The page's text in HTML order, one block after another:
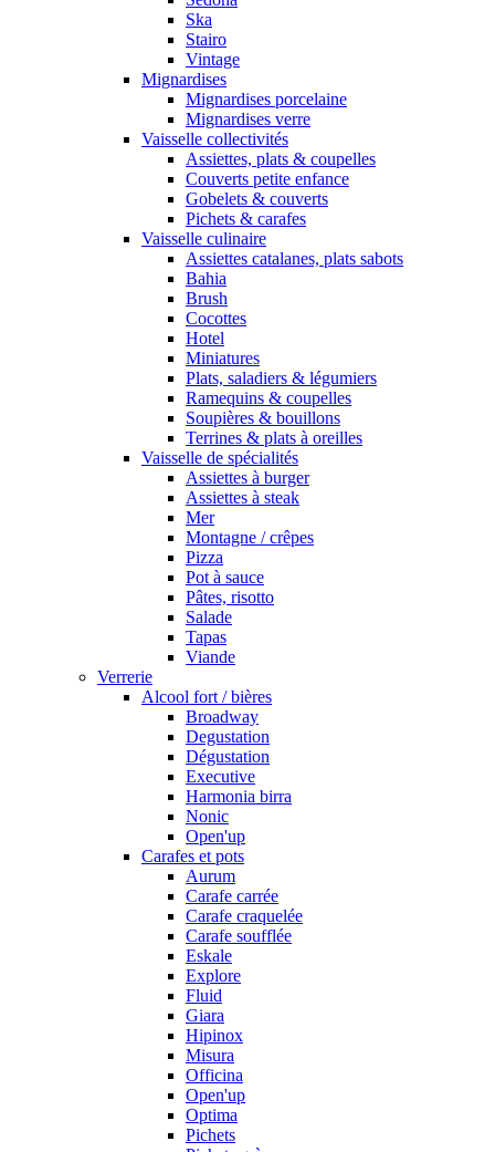
Ska
Stairo
Vintage
Mignardises
Mignardises porcelaine
Mignardises verre
Vaisselle collectivités
Assiettes, plats & coupelles
Couverts petite enfance
Gobelets & couverts
Pichets & carafes
Vaisselle culinaire
Assiettes catalanes, plats sabots
Bahia
Brush
Cocottes
Hotel
Miniatures
Plats, saladiers & légumiers
Ramequins & coupelles
Soupières & bouillons
Terrines & plats à oreilles
Vaisselle de spécialités
Assiettes à burger
Assiettes à steak
Mer
Montagne / crêpes
Pizza
Pot à sauce
Pâtes, risotto
Salade
Tapas
Viande
Verrerie
Alcool fort / bières
Broadway
Degustation
Dégustation
Executive
Harmonia birra
Nonic
Open'up
Carafes et pots
Aurum
Carafe carrée
Carafe craquelée
Carafe soufflée
Eskale
Explore
Fluid
Giara
Hipinox
Misura
Officina
Open'up
Optima
Pichets